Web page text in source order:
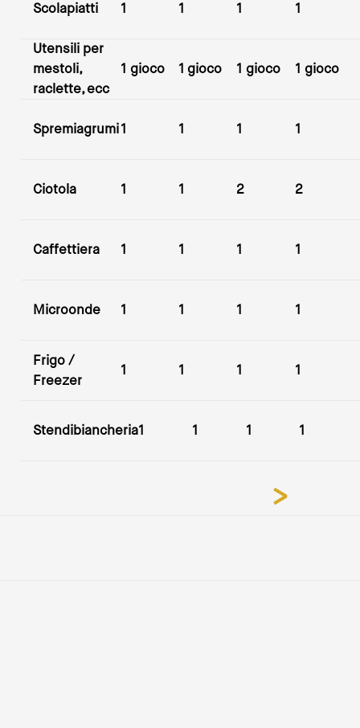
Scolapiatti 1 1 1 1
Utensili per
mestoli,
raclette, ecc
1 gioco 1 gioco 1 gioco 1 gioco
Spremiagrumi1 1 1 1
Ciotola 1 1 2 2
Caffettiera 1 1 1 1
Microonde 1 1 1 1
Frigo /
Freezer
1 1 1 1
Stendibiancheria1 1 1 1
>